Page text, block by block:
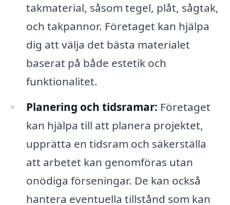
takmaterial, såsom tegel, plåt, sågtak,
och takpannor. Företaget kan hjälpa
dig att välja det bästa materialet
baserat på både estetik och
funktionalitet.
Planering och tidsramar: Företaget
kan hjälpa till att planera projektet,
upprätta en tidsram och säkerställa
att arbetet kan genomföras utan
onödiga förseningar. De kan också
hantera eventuella tillstånd som kan